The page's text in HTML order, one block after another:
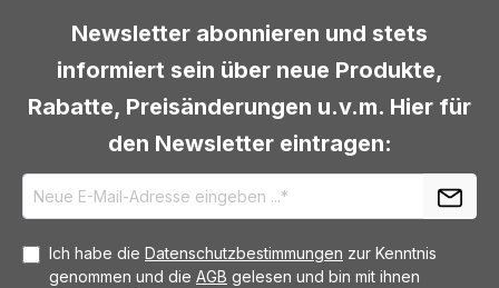
Newsletter abonnieren und stets
informiert sein über neue Produkte,
Rabatte, Preisänderungen u.v.m. Hier für
den Newsletter eintragen:
Ich habe die Datenschutzbestimmungen zur Kenntnis
genommen und die AGB gelesen und bin mit ihnen